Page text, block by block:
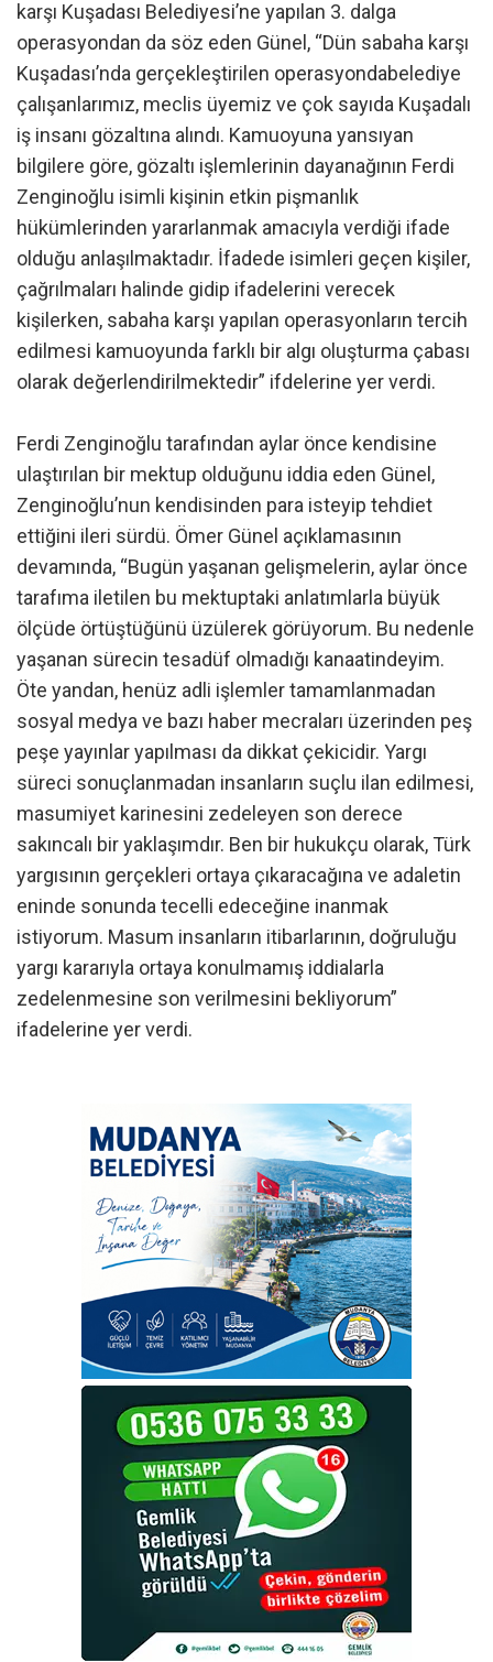
karşı Kuşadası Belediyesi’ne yapılan 3. dalga
operasyondan da söz eden Günel, “Dün sabaha karşı
Kuşadası’nda gerçekleştirilen operasyondabelediye
çalışanlarımız, meclis üyemiz ve çok sayıda Kuşadalı
iş insanı gözaltına alındı. Kamuoyuna yansıyan
bilgilere göre, gözaltı işlemlerinin dayanağının Ferdi
Zenginoğlu isimli kişinin etkin pişmanlık
hükümlerinden yararlanmak amacıyla verdiği ifade
olduğu anlaşılmaktadır. İfadede isimleri geçen kişiler,
çağrılmaları halinde gidip ifadelerini verecek
kişilerken, sabaha karşı yapılan operasyonların tercih
edilmesi kamuoyunda farklı bir algı oluşturma çabası
olarak değerlendirilmektedir” ifdelerine yer verdi.
Ferdi Zenginoğlu tarafından aylar önce kendisine
ulaştırılan bir mektup olduğunu iddia eden Günel,
Zenginoğlu’nun kendisinden para isteyip tehdiet
ettiğini ileri sürdü. Ömer Günel açıklamasının
devamında, “Bugün yaşanan gelişmelerin, aylar önce
tarafıma iletilen bu mektuptaki anlatımlarla büyük
ölçüde örtüştüğünü üzülerek görüyorum. Bu nedenle
yaşanan sürecin tesadüf olmadığı kanaatindeyim.
Öte yandan, henüz adli işlemler tamamlanmadan
sosyal medya ve bazı haber mecraları üzerinden peş
peşe yayınlar yapılması da dikkat çekicidir. Yargı
süreci sonuçlanmadan insanların suçlu ilan edilmesi,
masumiyet karinesini zedeleyen son derece
sakıncalı bir yaklaşımdır. Ben bir hukukçu olarak, Türk
yargısının gerçekleri ortaya çıkaracağına ve adaletin
eninde sonunda tecelli edeceğine inanmak
istiyorum. Masum insanların itibarlarının, doğruluğu
yargı kararıyla ortaya konulmamış iddialarla
zedelenmesine son verilmesini bekliyorum”
ifadelerine yer verdi.